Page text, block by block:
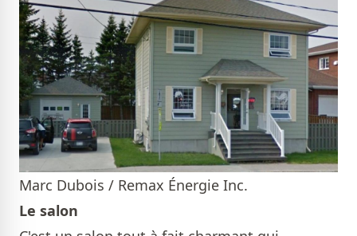
Marc Dubois / Remax Énergie Inc.
Le salon